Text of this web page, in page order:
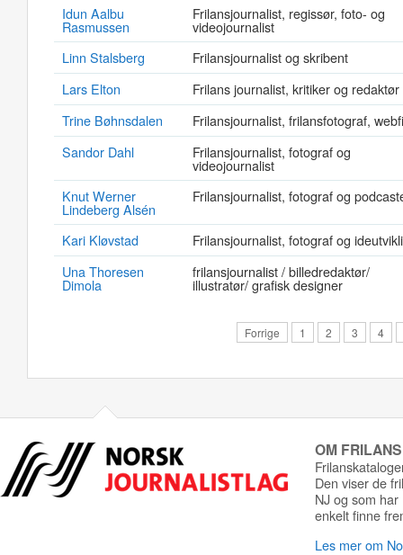
Idun Aalbu
Rasmussen
Frilansjournalist, regissør, foto- og
videojournalist
Linn Stalsberg
Frilansjournalist og skribent
Lars Elton
Frilans journalist, kritiker og redaktør
Trine Bøhnsdalen
Frilansjournalist, frilansfotograf,
Sandor Dahl
Frilansjournalist, fotograf og
videojournalist
Knut Werner
Lindeberg Alsén
Frilansjournalist, fotograf og
Kari Kløvstad
Frilansjournalist, fotograf og
Una Thoresen
Dimola
frilansjournalist / billedredaktør/
illustratør/ grafisk designer
Forrige 1 2 3 4
OM
Den viser de
NJ og som
enkelt finne
Les mer om